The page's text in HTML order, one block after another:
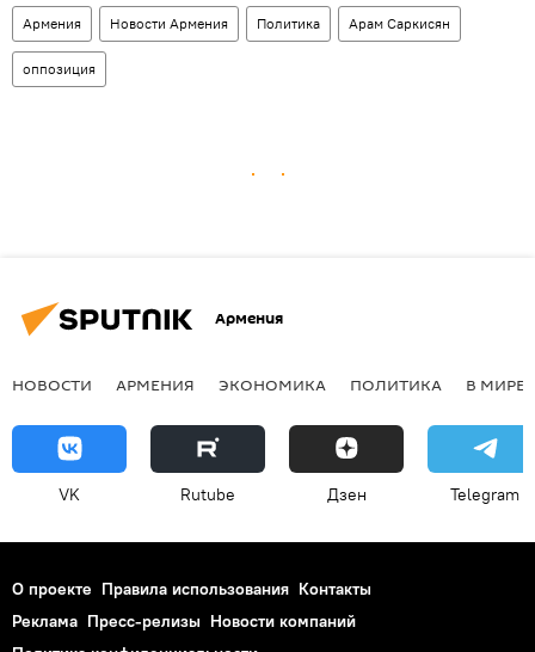
Армения Новости Армения Политика Арам Саркисян
оппозиция
Армения
НОВОСТИ АРМЕНИЯ ЭКОНОМИКА ПОЛИТИКА В МИРЕ
VK Rutube Дзен Telegram
О проекте Правила использования Контакты
Реклама Пресс-релизы Новости компаний